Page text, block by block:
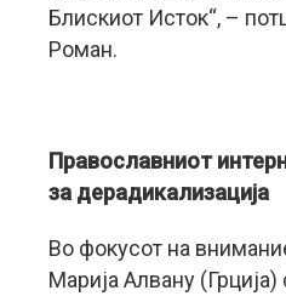
Блискиот Исток“, –
Роман.
Православниот
за дерадикализација
Во фокусот на
Марија Алвану (Грција)